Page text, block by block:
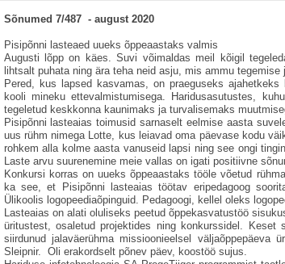
Sõnumed 7/487 - august 2020
Pisipõnni lasteaed uueks õppeaastaks valmis
Augusti lõpp on käes. Suvi võimaldas meil kõigil
lihtsalt puhata ning ära teha neid asju, mis ammu tegemise
Pered, kus lapsed kasvamas, on praeguseks
kooli mineku ettevalmistumisega. Haridusasutustes,
tegeletud keskkonna kaunimaks ja turvalisemaks
Pisipõnni lasteaias toimusid sarnaselt eelmise aasta
uus rühm nimega Lotte, kus leiavad oma päevase kodu
rohkem alla kolme aasta vanuseid lapsi ning see ongi
Laste arvu suurenemine meie vallas on igati positiivne
Konkursi korras on uueks õppeaastaks tööle võetud
ka see, et Pisipõnni lasteaias töötav eripedagoog
Ülikoolis logopeediaõpinguid. Pedagoogi, kellel oleks
Lasteaias on alati oluliseks peetud õppekasvatustöö
üritustest, osaletud projektides ning konkurssidel.
siirdunud jalaväerühma missioonieelsel väljaõppepäeva
Sleipnir. Oli erakordselt põnev päev, koostöö sujus.